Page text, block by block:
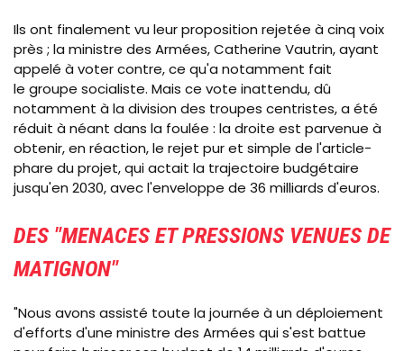
Ils ont finalement vu leur proposition rejetée à cinq voix
près ; la ministre des Armées, Catherine Vautrin,ayant
appelé à voter contre, ce qu'a notamment fait
le groupe socialiste. Mais ce vote inattendu, dû
notamment à la division des troupes centristes, a été
réduit à néant dans la foulée : la droite est parvenue à
obtenir, en réaction, le rejet pur et simple de l'article-
phare du projet, qui actait la trajectoire budgétaire
jusqu'en 2030, avec l'enveloppe de 36 milliards d'euros.
DES "MENACES ET PRESSIONS VENUES DE
MATIGNON"
"Nous avons assisté toute la journée à un déploiement
d'efforts d'une ministre des Armées qui s'est battue